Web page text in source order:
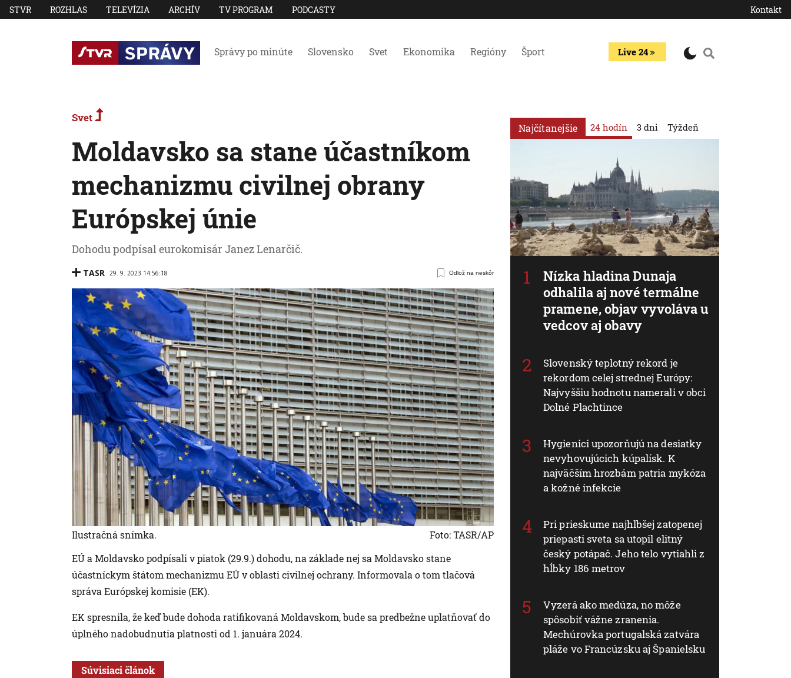
STVR ROZHLAS TELEVÍZIA ARCHÍV TV PROGRAM PODCASTY Kontakt
Správy po minúte Slovensko Svet Ekonomika Regióny Šport Live 24
Svet
Moldavsko sa stane účastníkom
mechanizmu civilnej obrany
Európskej únie
Dohodu podpísal eurokomisár Janez Lenarčič.
TASR 29. 9. 2023 14:56:18 Odlož na neskôr
Ilustračná snímka.
Foto: TASR/AP
EÚ a Moldavsko podpísali v piatok (29.9.) dohodu, na základe nej sa Moldavsko stane
účastníckym štátom mechanizmu EÚ v oblasti civilnej ochrany. Informovala o tom tlačová
správa Európskej komisie (EK).
EK spresnila, že keď bude dohoda ratifikovaná Moldavskom, bude sa predbežne uplatňovať do
úplného nadobudnutia platnosti od 1. januára 2024.
Súvisiaci článok
Najčítanejšie 24 hodín
Nízka hladina Dunaja
odhalila aj nové termálne
pramene, objav vyvoláva u
vedcov aj obavy
Slovenský teplotný rekord je
rekordom celej strednej Európy:
Najvyššiu hodnotu namerali v obci
Dolné Plachtince
Hygienici upozorňujú na desiatky
nevyhovujúcich kúpalísk. K
najväčším hrozbám patria mykóza
a kožné infekcie
Pri prieskume najhlbšej zatopenej
priepasti sveta sa utopil elitný
český potápač. Jeho telo vytiahli z
hĺbky 186 metrov
Vyzerá ako medúza, no môže
spôsobiť vážne zranenia.
Mechúrovka portugalská zatvára
pláže vo Francúzsku aj Španielsku
3 dni Týždeň